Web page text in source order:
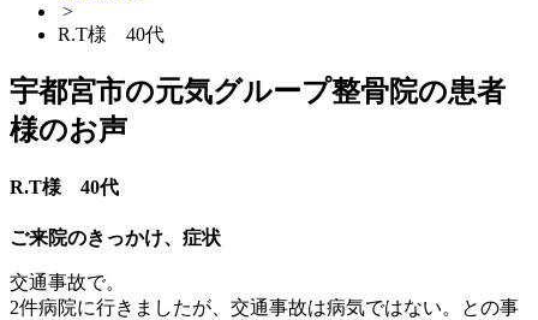
>
R.T様 40代
宇都宮市の元気グループ整骨院の患者
様のお声
R.T様 40代
ご来院のきっかけ、症状
交通事故で。
2件病院に行きましたが、交通事故は病気ではない。との事